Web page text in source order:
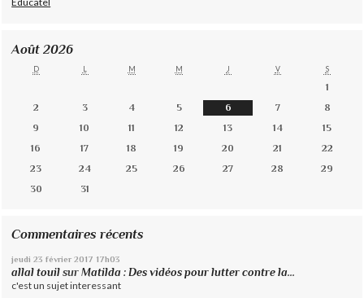
Août 2026
D L M M J V S
1
2
3 4 5 6 7
8
9
10 11 12 13 14
15
16
17 18 19 20 21
22
23
24 25 26 27 28
29
30
31
Commentaires récents
jeudi 23 février 2017 17h03
allal touil surMatilda : Des vidéos pour lutter contre la...
c'est un sujet interessant